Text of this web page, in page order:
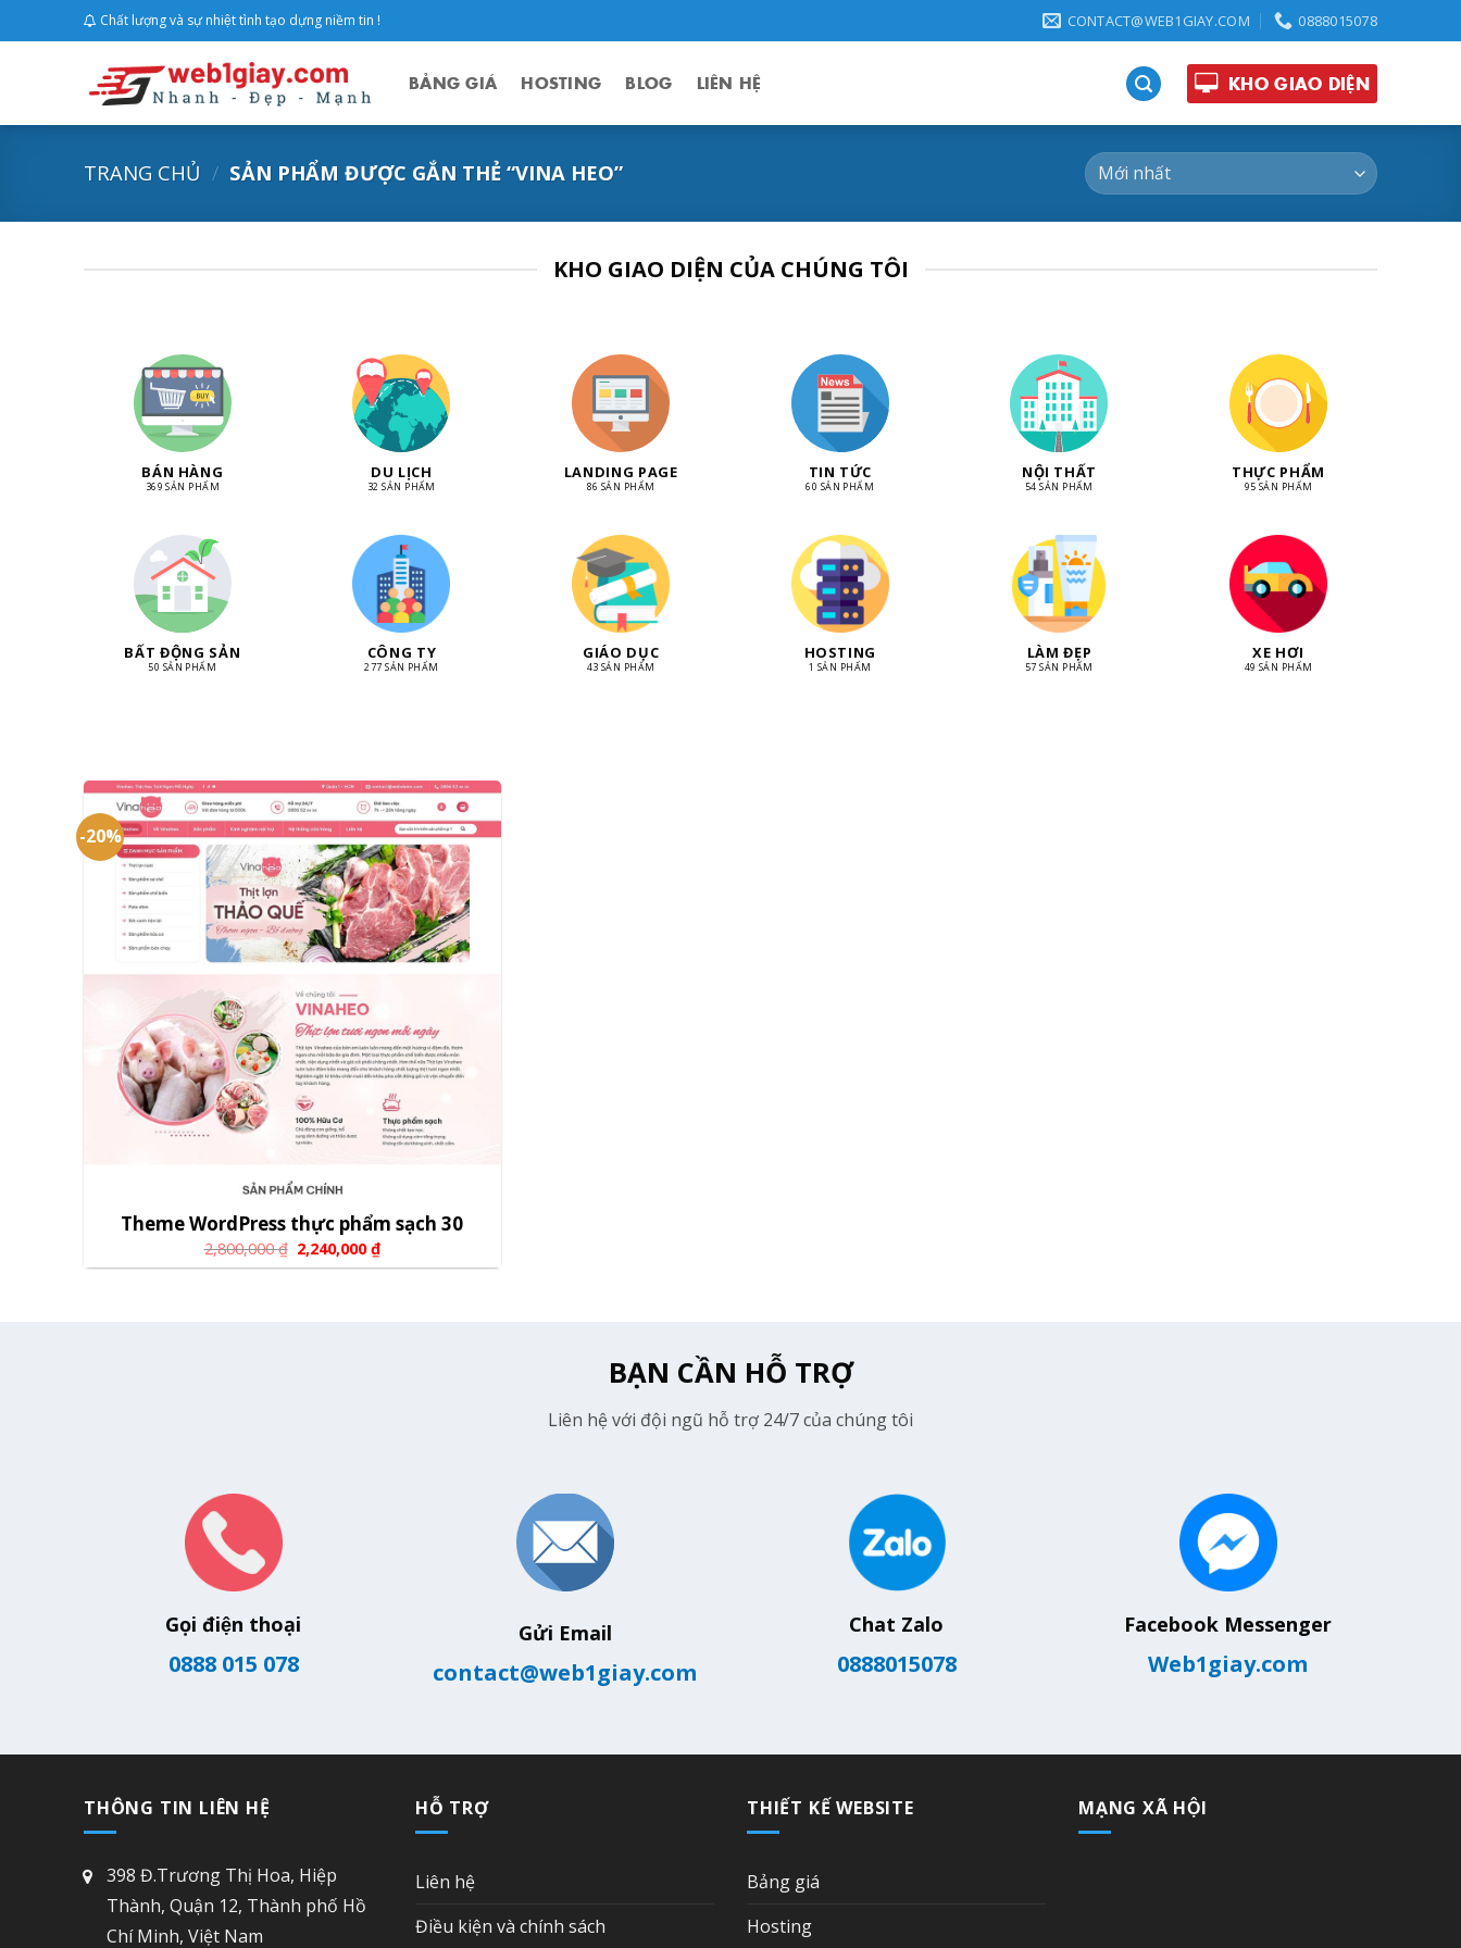
to
Chất lượng và sự nhiệt tình tạo dựng niềm tin ! CONTACT@WEB1GIAY.COM 0888015078
BẢNG GIÁ HOSTING BLOG LIÊN HỆ KHO GIAO DIỆN
TRANG CHỦ / SẢN PHẨM ĐƯỢC GẮN THẺ “VINA HEO”
KHO GIAO DIỆN CỦA CHÚNG TÔI
BÁN HÀNG
369 SẢN PHẨM
DU LỊCH
32 SẢN PHẨM
LANDING PAGE
86 SẢN PHẨM
TIN TỨC
60 SẢN PHẨM
NỘI THẤT
54 SẢN PHẨM
THỰC PHẨM
95 SẢN PHẨM
BẤT ĐỘNG SẢN
50 SẢN PHẨM
CÔNG TY
277 SẢN PHẨM
GIÁO DỤC
43 SẢN PHẨM
HOSTING
1 SẢN PHẨM
LÀM ĐẸP
57 SẢN PHẨM
XE HƠI
49 SẢN PHẨM
-20%
Theme WordPress thực phẩm sạch 30
2,800,000₫ 2,240,000₫
BẠN CẦN HỖ TRỢ
Liên hệ với đội ngũ hỗ trợ 24/7 của chúng tôi
Gọi điện thoại
0888 015 078
Gửi Email
contact@web1giay.com
Chat Zalo
0888015078
Facebook Messenger
Web1giay.com
THÔNG TIN LIÊN HỆ
398 Đ.Trương Thị Hoa, Hiệp
Thành, Quận 12, Thành phố Hồ
Chí Minh, Việt Nam
HỖ TRỢ
Liên hệ
Điều kiện và chính sách
THIẾT KẾ WEBSITE
Bảng giá
Hosting
MẠNG XÃ HỘI